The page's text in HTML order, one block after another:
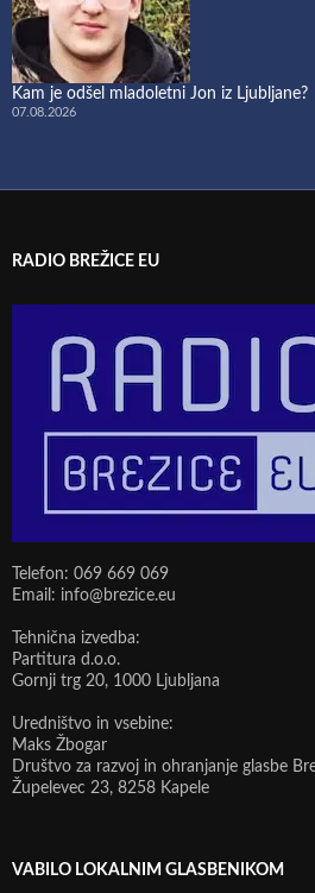
Kam je odšel mladoletni Jon iz Ljubljane?
07.08.2026
RADIO BREŽICE EU
Telefon: 069 669 069
Email: info@brezice.eu
Tehnična izvedba:
Partitura d.o.o.
Gornji trg 20, 1000 Ljubljana
Uredništvo in vsebine:
Maks Žbogar
Društvo za razvoj in ohranjanje glasbe
Župelevec 23, 8258 Kapele
VABILO LOKALNIM GLASBENIKOM